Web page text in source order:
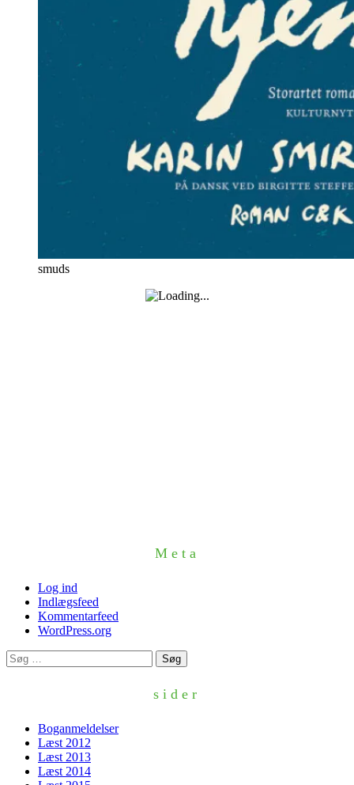
smuds
Meta
Log ind
Indlægsfeed
Kommentarfeed
WordPress.org
Søg
efter:
sider
Boganmeldelser
Læst 2012
Læst 2013
Læst 2014